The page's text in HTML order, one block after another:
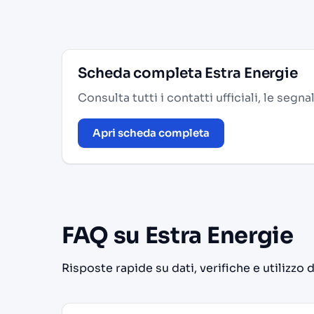
Scheda completa Estra Energie
Consulta tutti i contatti ufficiali, le
Apri scheda completa
FAQ su Estra Energie
Risposte rapide su dati, verifiche e utilizzo